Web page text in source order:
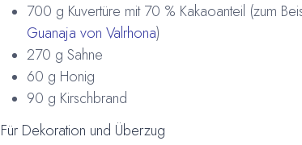
700 g Kuvertüre mit 70 % Kakaoanteil (zum
Guanaja von Valrhona)
270 g Sahne
60 g Honig
90 g Kirschbrand
Für Dekoration und Überzug